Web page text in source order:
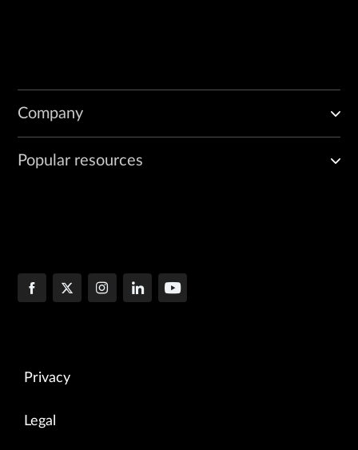
Company
Popular resources
Privacy
Legal